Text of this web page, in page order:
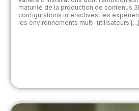
maturité de la production de contenus
configurations interactives, les
les environnements multi-utilisateurs.[...]